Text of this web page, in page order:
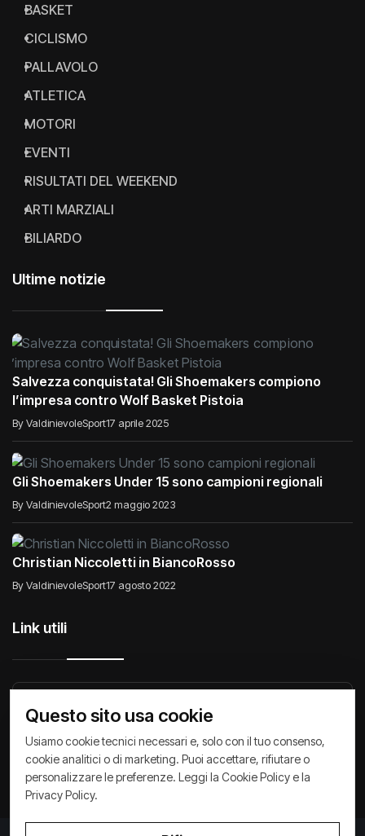
BASKET
CICLISMO
PALLAVOLO
ATLETICA
MOTORI
EVENTI
RISULTATI DEL WEEKEND
ARTI MARZIALI
BILIARDO
Ultime notizie
Salvezza conquistata! Gli Shoemakers compiono
l’impresa contro Wolf Basket Pistoia
By ValdinievoleSport17 aprile 2025
Gli Shoemakers Under 15 sono campioni regionali
By ValdinievoleSport2 maggio 2023
Christian Niccoletti in BiancoRosso
By ValdinievoleSport17 agosto 2022
Link utili
Raccontiamo di Noi Comunicati
Privacy Policy Cookie Policy Archivio News
Questo sito usa cookie
Usiamo cookie tecnici necessari e, solo con il tuo consenso,
cookie analitici o di marketing. Puoi accettare, rifiutare o
personalizzare le preferenze. Leggi la Cookie Policy e la
Privacy Policy.